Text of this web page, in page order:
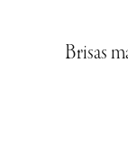
Brisas